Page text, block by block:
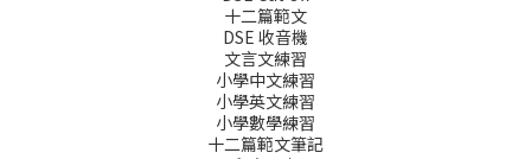
十二篇範文
DSE 收音機
文言文練習
小學中文練習
小學英文練習
小學數學練習
十二篇範文筆記